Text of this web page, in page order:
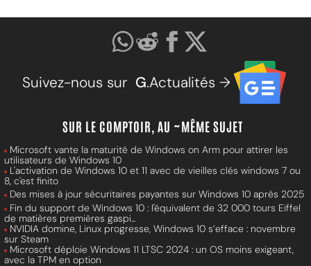
Suivez-nous sur G.Actualités →
SUR LE COMPTOIR, AU ~MÊME SUJET
Microsoft vante la maturité de Windows on Arm pour attirer les
utilisateurs de Windows 10
L'activation de Windows 10 et 11 avec de vieilles clés windows 7 ou
8, c'est finito
Des mises à jour sécuritaires payantes sur Windows 10 après 2025
Fin du support de Windows 10 : l'équivalent de 32 000 tours Eiffel
de matières premières gaspi...
NVIDIA domine, Linux progresse, Windows 10 s’efface : novembre
sur Steam
Microsoft déploie Windows 11 LTSC 2024 : un OS moins exigeant,
avec la TPM en option